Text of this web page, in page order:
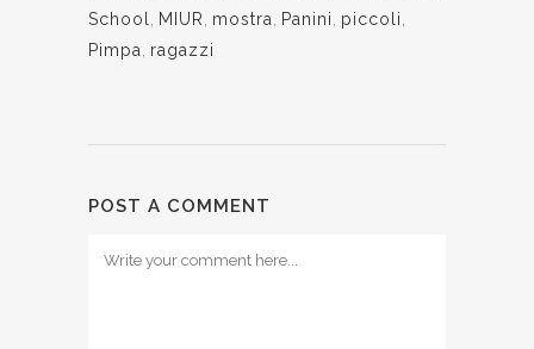
School
MIUR mostra Panini piccoli
Pimpa
ragazzi
POST A COMMENT